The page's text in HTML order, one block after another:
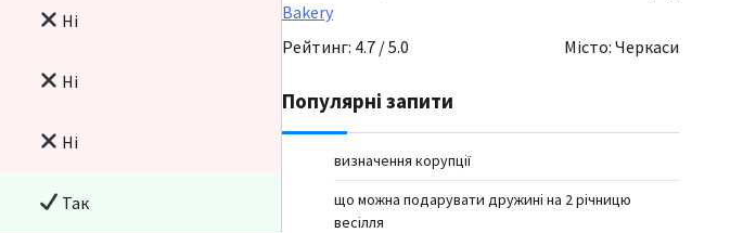
Ні
Ні
Ні
Так
Bakery
Рейтинг: 4.7 / 5.0
Місто: Черкаси
Популярні запити
визначення корупції
що можна подарувати дружині на 2 річницю
весілля